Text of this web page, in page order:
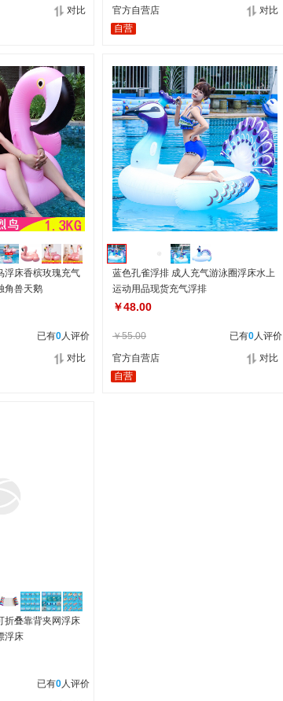
对比
官方自营店
对比
自营
浮床香槟玫瑰充气
角兽天鹅
已有0人评价
对比
蓝色孔雀浮排 成人充气游泳圈浮床水上
运动用品现货充气浮排
￥48.00
￥55.00 已有0人评价
官方自营店
对比
自营
折叠靠背夹网浮床
浮床
已有0人评价